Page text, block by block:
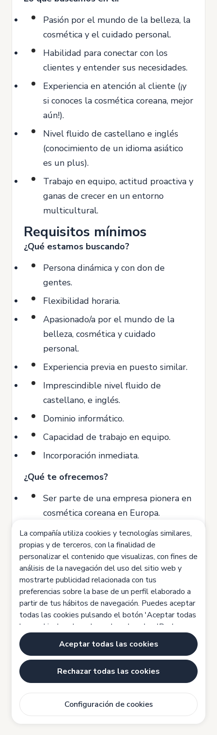
Pasión por el mundo de la belleza, la
cosmética y el cuidado personal.
Habilidad para conectar con los
clientes y entender sus necesidades.
Experiencia en atención al cliente (¡y
si conoces la cosmética coreana, mejor
aún!).
Nivel fluido de castellano e inglés
(conocimiento de un idioma asiático
es un plus).
Trabajo en equipo, actitud proactiva y
ganas de crecer en un entorno
multicultural.
Requisitos mínimos
¿Qué estamos buscando?
Persona dinámica y con don de
gentes.
Flexibilidad horaria.
Apasionado/a por el mundo de la
belleza, cosmética y cuidado
personal.
Experiencia previa en puesto similar.
Imprescindible nivel fluido de
castellano, e inglés.
Dominio informático.
Capacidad de trabajo en equipo.
Incorporación inmediata.
¿Qué te ofrecemos?
Ser parte de una empresa pionera en
cosmética coreana en Europa.
Formación continua en productos y
rutinas de belleza K-Beauty.
Un entorno de trabajo dinámico,
donde cada día es una oportunidad
para aprender.
Si te identificas con nuestra visión de
transformar el cuidado de la piel en un
arte, ¡queremos saber de ti! Envía tu
candidatura y prepárate para unirte a
nuestra familia MiiN.
La compañía utiliza cookies y tecnologías similares,
propias y de terceros, con la finalidad de
personalizar el contenido que visualizas, con fines de
análisis de la navegación del uso del sitio web y
mostrarte publicidad relacionada con tus
preferencias sobre la base de un perfil elaborado a
partir de tus hábitos de navegación. Puedes aceptar
todas las cookies pulsando el botón 'Aceptar todas
las cookies', rechazarlas pulsando sobre 'Rechazar
todas las cookies' o configurarlas haciendo clic en
'Configuración de cookies'. Haz clic aquí para saber
más:Política de cookies
Aceptar todas las cookies
Rechazar todas las cookies
Configuración de cookies